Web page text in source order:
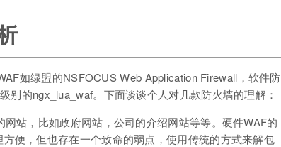
如绿盟的NSFOCUS Web Application Firewall，软件防
别的ngx_lua_waf。下面谈谈个人对几款防火墙的理解：
站，比如政府网站，公司的介绍网站等等。硬件WAF的
便，但也存在一个致命的弱点，使用传统的方式来解包